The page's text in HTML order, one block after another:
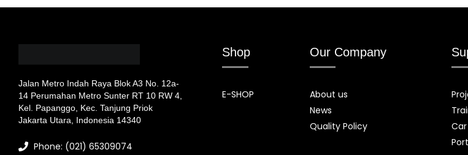
Jalan Metro Indah Raya Blok A3 No. 12a-
14 Perumahan Metro Sunter RT 10 RW 4,
Kel. Papanggo, Kec. Tanjung Priok
Jakarta Utara, Indonesia 14340
Phone: (021) 65309074
Shop
E-SHOP
Our Company
About us
News
Quality Policy